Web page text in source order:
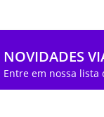
NOVIDADES
Entre em nossa lista